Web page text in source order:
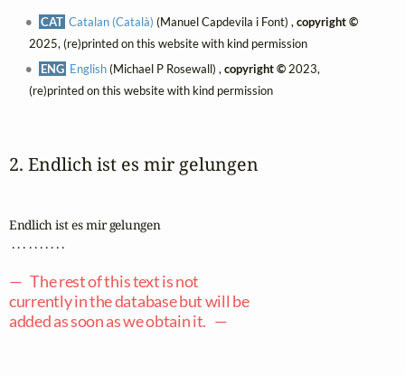
CAT Catalan (Català) (Manuel Capdevila i Font) ,copyright ©
2025, (re)printed on this website with kind permission
ENG English(Michael P Rosewall) ,copyright © 2023,
(re)printed on this website with kind permission
2. Endlich ist es mir gelungen
Endlich ist es mir gelungen
. . . . . . . . . .
— The rest of this text is not
currently in the database but will be
added as soon as we obtain it. —